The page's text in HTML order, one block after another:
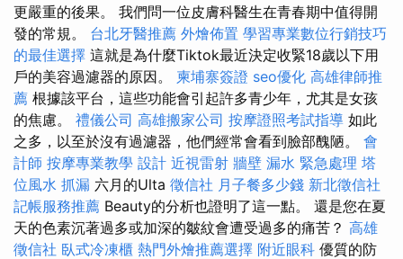
更嚴重的後果。 我們問一位皮膚科醫生在青春期中值得開
發的常規。 台北牙醫推薦 外燴佈置 學習專業數位行銷技巧
的最佳選擇 這就是為什麼Tiktok最近決定收緊18歲以下用
戶的美容過濾器的原因。 柬埔寨簽證 seo優化 高雄律師推
薦 根據該平台，這些功能會引起許多青少年，尤其是女孩
的焦慮。 禮儀公司 高雄搬家公司 按摩證照考試指導 如此
之多，以至於沒有過濾器，他們經常會看到臉部醜陋。 會
計師 按摩專業教學 設計 近視雷射 牆壁 漏水 緊急處理 塔
位風水 抓漏 六月的Ulta 徵信社 月子餐多少錢 新北徵信社
記帳服務推薦 Beauty的分析也證明了這一點。 還是您在夏
天的色素沉著過多或加深的皺紋會遭受過多的痛苦？ 高雄
徵信社 臥式冷凍櫃 熱門外燴推薦選擇 附近眼科 優質的防